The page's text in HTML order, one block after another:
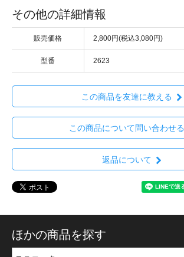
その他の詳細情報
販売価格 2,800円(税込3,080円)
型番 2623
この商品を友達に教える
この商品について問い合わせる
返品について
ほかの商品を探す